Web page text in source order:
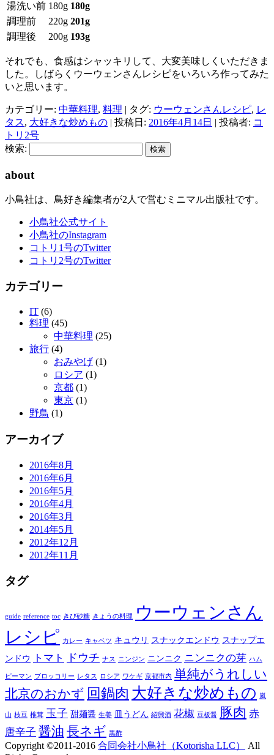
湯洗い前 180g 180g
調理前
220g 201g
調理後
200g 193g
それでも、食感はシャッキリして、大変美味しくいただきま
した。しばらくウーウェンさんレシピをいろいろ作ってみた
いと思います。
カテゴリー: 中華料理, 料理 | タグ: ウーウェンさんレシピ, レ
タス, 大好きな炒めもの | 投稿日: 2016年4月14日 | 投稿者: コ
トリ2号
検索:
about
小鳥社は、鳥好き編集者が2人で営むミニマル出版社です。
小鳥社公式サイト
小鳥社のInstagram
コトリ1号のTwitter
コトリ2号のTwitter
カテゴリー
IT (6)
料理 (45)
中華料理 (25)
旅行 (4)
おみやげ (1)
ロシア (1)
京都 (1)
東京 (1)
野鳥 (1)
アーカイブ
2016年8月
2016年6月
2016年5月
2016年4月
2016年3月
2014年5月
2012年12月
2012年11月
タグ
guide reference toc きび砂糖 きょうの料理
ウーウェンさん
レシピ カレー キャベツ キュウリ スナックエンドウ スナップエ
ンドウ
トマト ドウチ ナス ニンジン ニンニク ニンニクの芽 ハム
ピーマン ブロッコリー レタス ロシア ワケギ 京都市内 単純がうれしい
北京のおかず 回鍋肉 大好きな炒めもの 嵐
山 枝豆 椎茸 玉子 甜麺醤 生姜 皿うどん 紹興酒 花椒 豆板醤 豚肉 赤
唐辛子 醤油 長ネギ 黒酢
Copyright ©2011-2016 合同会社小鳥社（Kotorisha LLC）
All